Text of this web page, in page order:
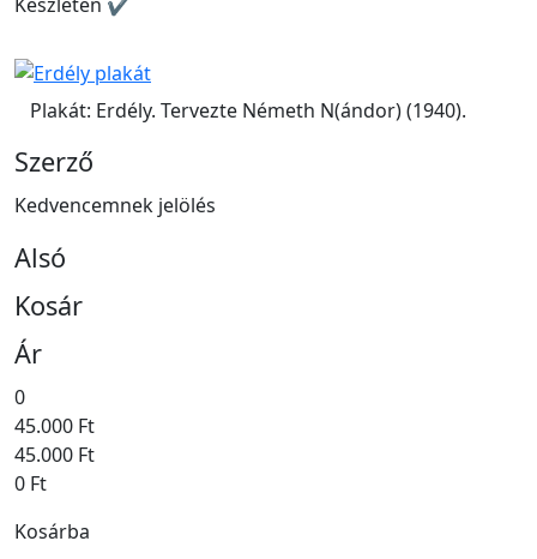
Plakát: Erdély. Tervezte Németh N(ándor) (1940).
Szerző
Kedvencemnek jelölés
Alsó
Kosár
Ár
0
45.000 Ft
45.000 Ft
0 Ft
Kosárba